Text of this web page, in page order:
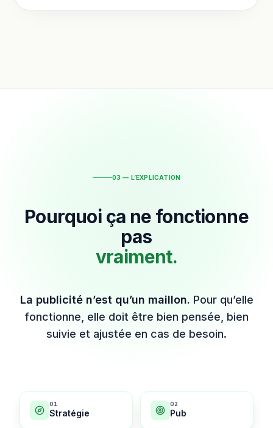
03 — L’EXPLICATION
Pourquoi ça ne fonctionne
pas
vraiment.
La publicité n’est qu’un maillon. Pour qu’elle
fonctionne, elle doit être bien pensée, bien
suivie et ajustée en cas de besoin.
01
Stratégie
02
Pub